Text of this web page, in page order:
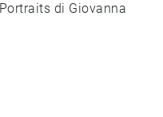
di Giovanna